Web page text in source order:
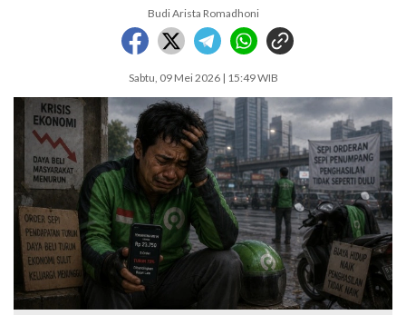
Budi Arista Romadhoni
Sabtu, 09 Mei 2026 | 15:49 WIB